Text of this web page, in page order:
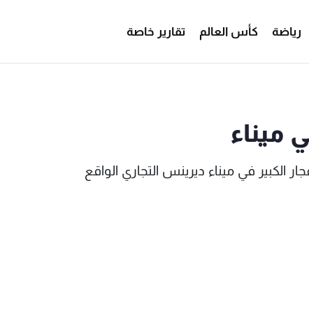
رياضة كأس العالم تقارير خاصة
ميناء
الكبير في ميناء ديرينس التجاري الواقع